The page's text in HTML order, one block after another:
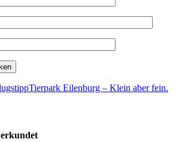
Tierpark Eilenburg – Klein aber fein.